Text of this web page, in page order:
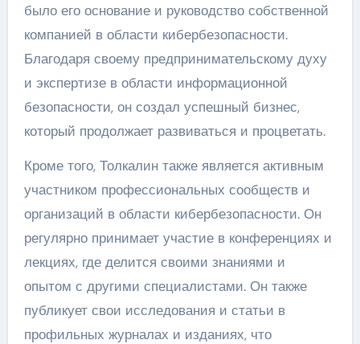
было его основание и руководство собственной
компанией в области кибербезопасности.
Благодаря своему предпринимательскому духу
и экспертизе в области информационной
безопасности, он создал успешный бизнес,
который продолжает развиваться и процветать.
Кроме того, Толкалин также является активным
участником профессиональных сообществ и
организаций в области кибербезопасности. Он
регулярно принимает участие в конференциях и
лекциях, где делится своими знаниями и
опытом с другими специалистами. Он также
публикует свои исследования и статьи в
профильных журналах и изданиях, что